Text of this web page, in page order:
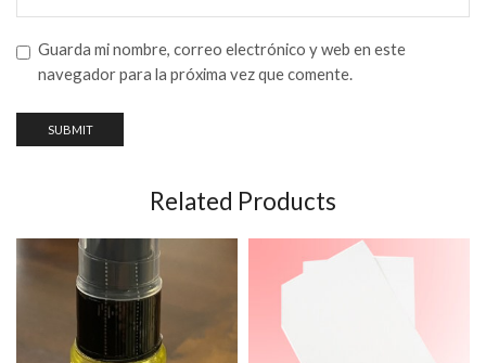
Guarda mi nombre, correo electrónico y web en este
navegador para la próxima vez que comente.
Related Products